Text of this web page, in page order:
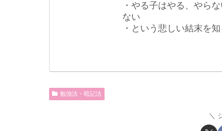
・やる子はやる、やら
ない
・という悲しい結末を
勉強法・暗記法